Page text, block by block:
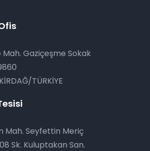
Gaziçeşme Sokak
TÜRKİYE
Mah. Seyfettin Meriç
Sk. Kulup­takan San.